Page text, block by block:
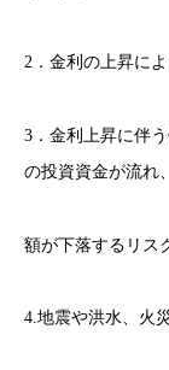
2．金利の上昇に
3．金利上昇に伴
の投資資金が流れ
額が下落するリス
4.地震や洪水、火